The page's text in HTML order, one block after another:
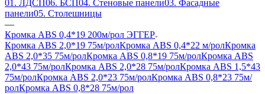
01. ЛДСП06. БСП04. Стеновые панели03. Фасадные
панели05. Столешницы
—
Кромка ABS 0,4*19 200м/рол ЭГГЕР
Кромка ABS 2,0*19 75м/ролКромка ABS 0,4*22 м/ролКромка
ABS 2,0*35 75м/ролКромка ABS 0,8*19 75м/ролКромка ABS
2,0*43 75м/ролКромка ABS 2,0*28 75м/ролКромка ABS 1,5*43
75м/ролКромка ABS 2,0*23 75м/ролКромка ABS 0,8*23 75м/
ролКромка ABS 0,8*28 75м/рол